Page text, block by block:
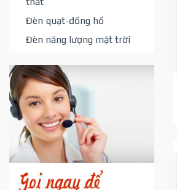
Đèn quạt-đồng hồ
Đèn năng lượng mặt trời